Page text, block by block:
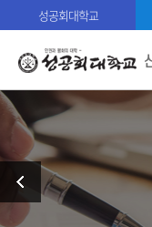
성공회대학교